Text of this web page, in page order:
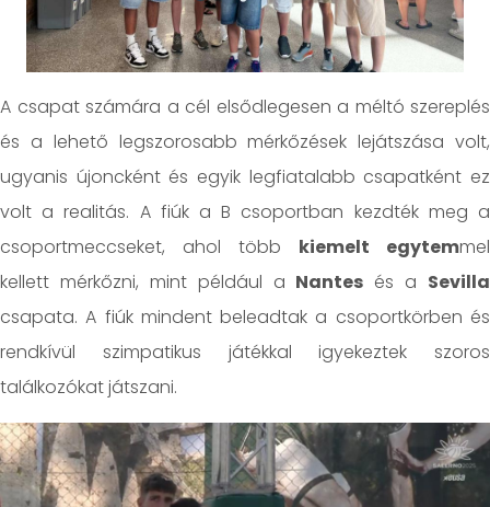
A csapat számára a cél elsődlegesen a méltó szereplés
és a lehető legszorosabb mérkőzések lejátszása volt,
ugyanis újoncként és egyik legfiatalabb csapatként ez
volt a realitás. A fiúk a B csoportban kezdték meg a
csoportmeccseket, ahol több kiemelt egytemmel
kellett mérkőzni, mint például a Nantes és a Sevilla
csapata. A fiúk mindent beleadtak a csoportkörben és
rendkívül szimpatikus játékkal igyekeztek szoros
találkozókat játszani.